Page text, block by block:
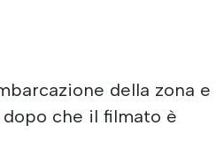
della zona e
che il filmato è